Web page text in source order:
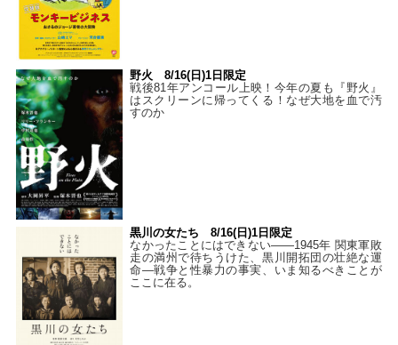
野火 8/16(日)1日限定
戦後81年アンコール上映！今年の夏も『野火』
はスクリーンに帰ってくる！なぜ大地を血で汚
すのか
黒川の女たち 8/16(日)1日限定
なかったことにはできない——1945年 関東軍敗
走の満州で待ちうけた、黒川開拓団の壮絶な運
命―戦争と性暴力の事実、いま知るべきことが
ここに在る。